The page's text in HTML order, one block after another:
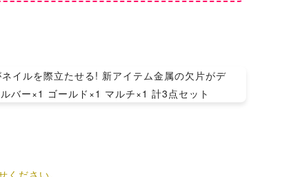
イルを際立たせる! 新アイテム金属の欠片がデ
バー×1 ゴールド×1 マルチ×1 計3点セット